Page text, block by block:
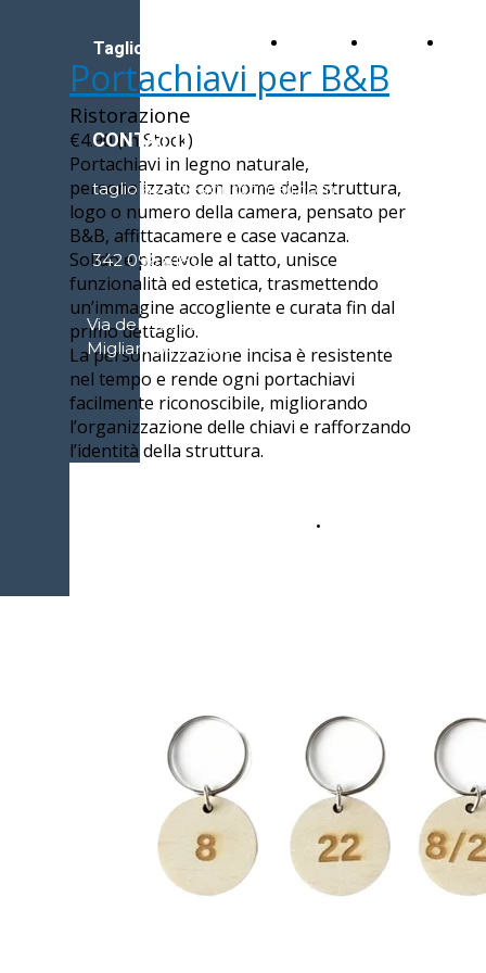
siamo
Portachiavi per B&B
Ristorazione
€4.90 (In Stock)
Portachiavi in legno naturale,
personalizzato con nome della struttura,
logo o numero della camera, pensato per
B&B, affittacamere e case vacanza.
Solido e piacevole al tatto, unisce
funzionalità ed estetica, trasmettendo
un’immagine accogliente e curata fin dal
primo dettaglio.
La personalizzazione incisa è resistente
nel tempo e rende ogni portachiavi
facilmente riconoscibile, migliorando
l’organizzazione delle chiavi e rafforzando
l’identità della struttura.
CONTATTI
Taglio Laser Design
tagliolaserdesign@gmail.com
342 096 8180
Via del Beccaccino, 3, 56019
Migliarino PI, Italia